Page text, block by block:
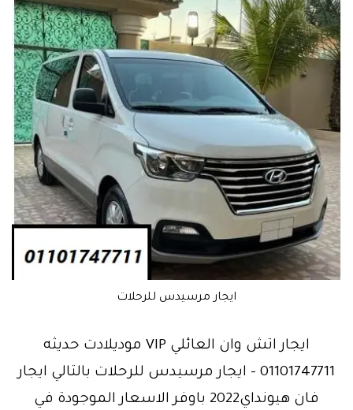
ايجار مرسيدس للرحلات
ايجار اتش وان العائلي VIP موديلادت حديثه
01101747711 – ايجار مرسيدس للرحلات بالتالي ايجار
فان هيونداي2022 باوفر الاسعار الموجودة في